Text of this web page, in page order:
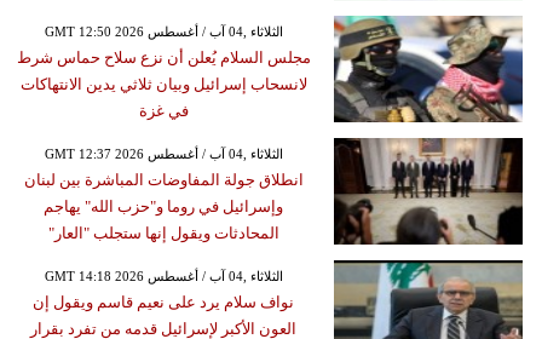
GMT 12:50 2026 الثلاثاء ,04 آب / أغسطس
مجلس السلام يُعلن أن نزع سلاح حماس شرط
لانسحاب إسرائيل وبيان ثلاثي يدين الانتهاكات
في غزة
GMT 12:37 2026 الثلاثاء ,04 آب / أغسطس
انطلاق جولة المفاوضات المباشرة بين لبنان
وإسرائيل في روما و"حزب الله" يهاجم
المحادثات ويقول إنها ستجلب "العار"
GMT 14:18 2026 الثلاثاء ,04 آب / أغسطس
نواف سلام يرد على نعيم قاسم ويقول إن
العون الأكبر لإسرائيل قدمه من تفرد بقرار